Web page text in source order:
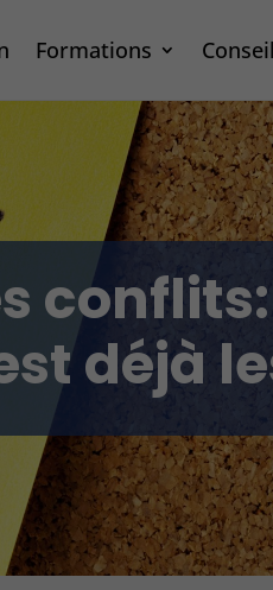
Formations Conseil
déjà